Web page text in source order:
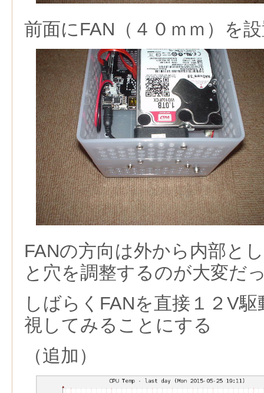
前面にFAN（４０ｍｍ）を
FANの方向は外から内部と
と穴を調整するのが大変だ
しばらくFANを直接１２V
視してみることにする
（追加）